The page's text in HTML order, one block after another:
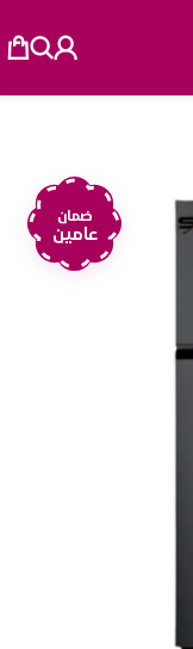
ضمان
عامين